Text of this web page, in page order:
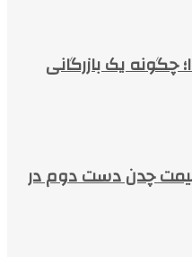
آراد برندینگ در سال ۱۴۰۴؛ چگونه یک بازرگانی
چدن دست دوم در